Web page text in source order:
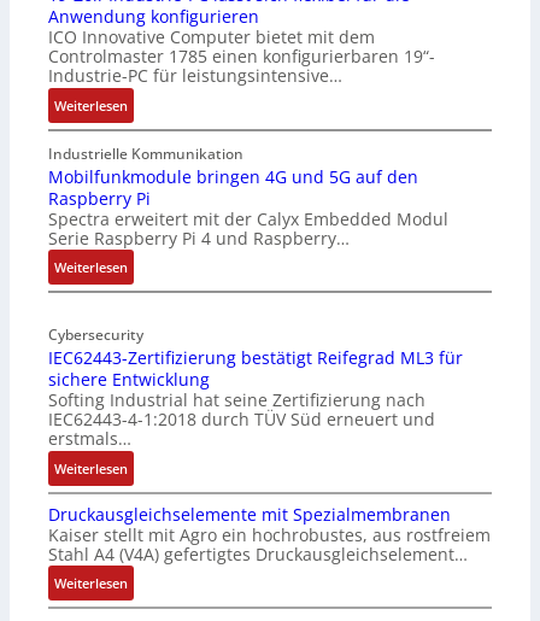
Anwendung konfigurieren
ICO Innovative Computer bietet mit dem
Controlmaster 1785 einen konfigurierbaren 19“-
Industrie-PC für leistungsintensive…
Weiterlesen:
1
9
-
Z
o
l
l
-
n
d
u
s
t
r
i
e
-
P
C
l
ä
Industrielle Kommunikation
Mobilfunkmodule bringen 4G und 5G auf den
Raspberry Pi
Spectra erweitert mit der Calyx Embedded Modul
Serie Raspberry Pi 4 und Raspberry…
Weiterlesen:
M
b
i
l
f
u
n
k
m
o
d
u
l
e
Cybersecurity
IEC62443-Zertifizierung bestätigt Reifegrad ML3 für
sichere Entwicklung
Softing Industrial hat seine Zertifizierung nach
IEC62443-4-1:2018 durch TÜV Süd erneuert und
erstmals…
Weiterlesen:
I
E
6
2
4
Druckausgleichselemente mit Spezialmembranen
Kaiser stellt mit Agro ein hochrobustes, aus rostfreiem
Stahl A4 (V4A) gefertigtes Druckausgleichselement…
Weiterlesen:
D